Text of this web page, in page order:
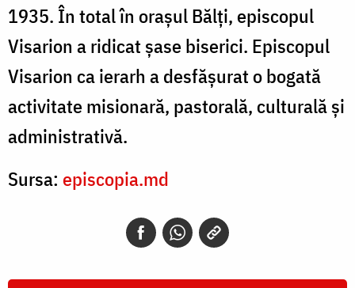
1935. În total în oraşul Bălţi, episcopul
Visarion a ridicat şase biserici. Episcopul
Visarion ca ierarh a desfăşurat o bogată
activitate misionară, pastorală, culturală şi
administrativă.
Sursa: episcopia.md